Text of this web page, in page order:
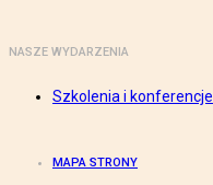
NASZE WYDARZENIA
Szkolenia i konferencje
MAPA STRONY